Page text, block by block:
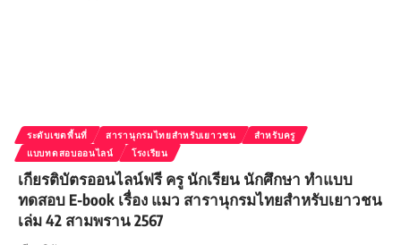
ระดับเขตพื้นที่ สารานุกรมไทยสำหรับเยาวชน
สำหรับครู
แบบทดสอบออนไลน์
โรงเรียน
เกียรติบัตรออนไลน์ฟรี ครู นักเรียน นักศึกษา ทำแบบ
ทดสอบ E-book เรื่อง แมว สารานุกรมไทยสำหรับเยาวชน
เล่ม 42 สามพราน 2567